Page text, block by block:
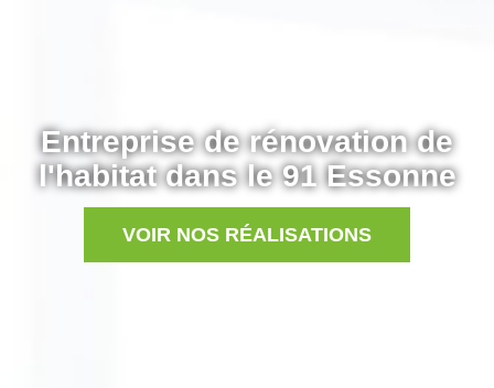
Entreprise de rénovation de
l'habitat dans le 91 Essonne
VOIR NOS RÉALISATIONS